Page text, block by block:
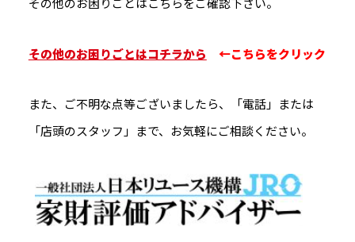
その他のお困りごとはコチラから ←こちらをクリック
また、ご不明な点等ございましたら、「電話」または
「店頭のスタッフ」まで、お気軽にご相談ください。